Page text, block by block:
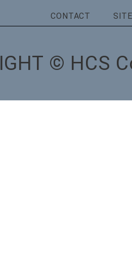
CONTACT
© HCS